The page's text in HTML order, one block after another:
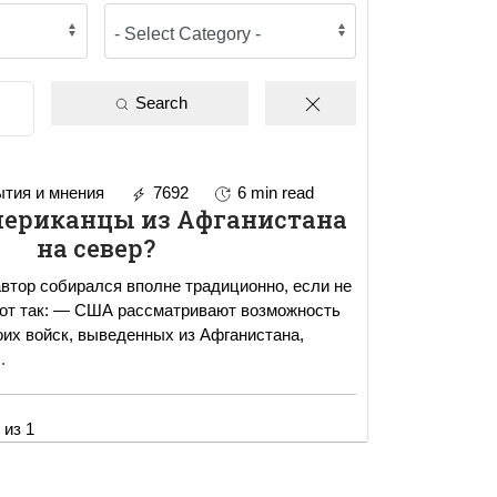
Search
и мнения 7692 6 min read
из Афганистана
на север?
собирался вполне традиционно, если не
войск, выведенных из Афганистана,
1